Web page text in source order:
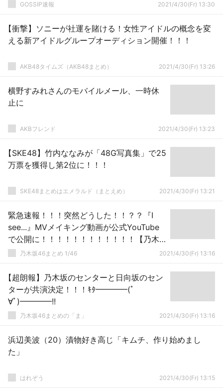
GOSSIP速報 2021/4/30(Fr) 13:30
【衝撃】ソニーが社運を賭ける！女性アイドルの概念を変
える新アイドルグループオーディション開催！！！
AKB48タイムズ（AKB48まとめ） 2021/4/30(Fr) 13:26
横野すみれさんのモバイルメール、一時休
止に
AKBフレンド 2021/4/30(Fr) 13:23
【SKE48】竹内ななみが「48G写真集」で25
万票を獲得し第2位に！！！
SKE48まとめはエメラルド（まとえめ） 2021/4/30(Fr) 13:21
緊急速報！！！突然どうした！！？？『I
see...』MVメイキング動画が公式YouTube
で公開に！！！！！！！！！！！！【乃木
坂46】乃木坂46まとめ 1/46 2021/4/30(Fr) 13:16
【超朗報】乃木坂のセンターと日向坂のセン
ターが共演決定！！！ｷﾀ━━━━(ﾟ
∀ﾟ)━━━━!!
乃木坂46まとめの「ま」 2021/4/30(Fr) 13:16
浜辺美波（20）漬物好き高じ「キムチ、作り始めまし
た」
はれぞう 2021/4/30(Fr) 13:15